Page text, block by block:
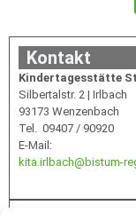
Kontakt
Kindertagesstätte
Silbertalstr. 2 | Irlbach
93173 Wenzenbach
Tel. 09407 / 90920
E-Mail:
kita.irlbach@bistum-